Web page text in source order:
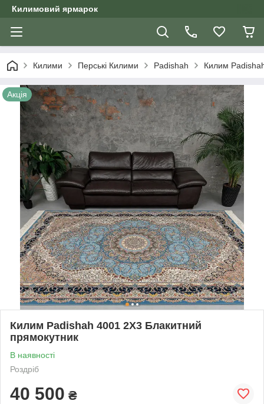
Килимовий ярмарок
Килими Перські Килими Padishah Килим
Акція
Килим Padishah 4001 2Х3 Блакитний
прямокутник
В наявності
Роздріб
40 500 ₴